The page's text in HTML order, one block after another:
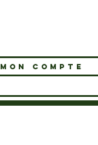
MON COMPTE